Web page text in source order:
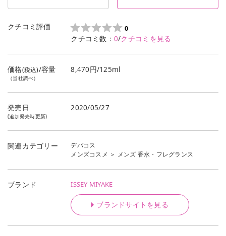
クチコミ評価 0
クチコミ数： 0/クチコミを見る
価格(税込)/容量
（当社調べ）
8,470円/125ml
発売日
(追加発売時更新)
2020/05/27
関連カテゴリー
デパコス
メンズコスメ ＞ メンズ 香水・フレグランス
ブランド ISSEY MIYAKE
ブランドサイトを見る